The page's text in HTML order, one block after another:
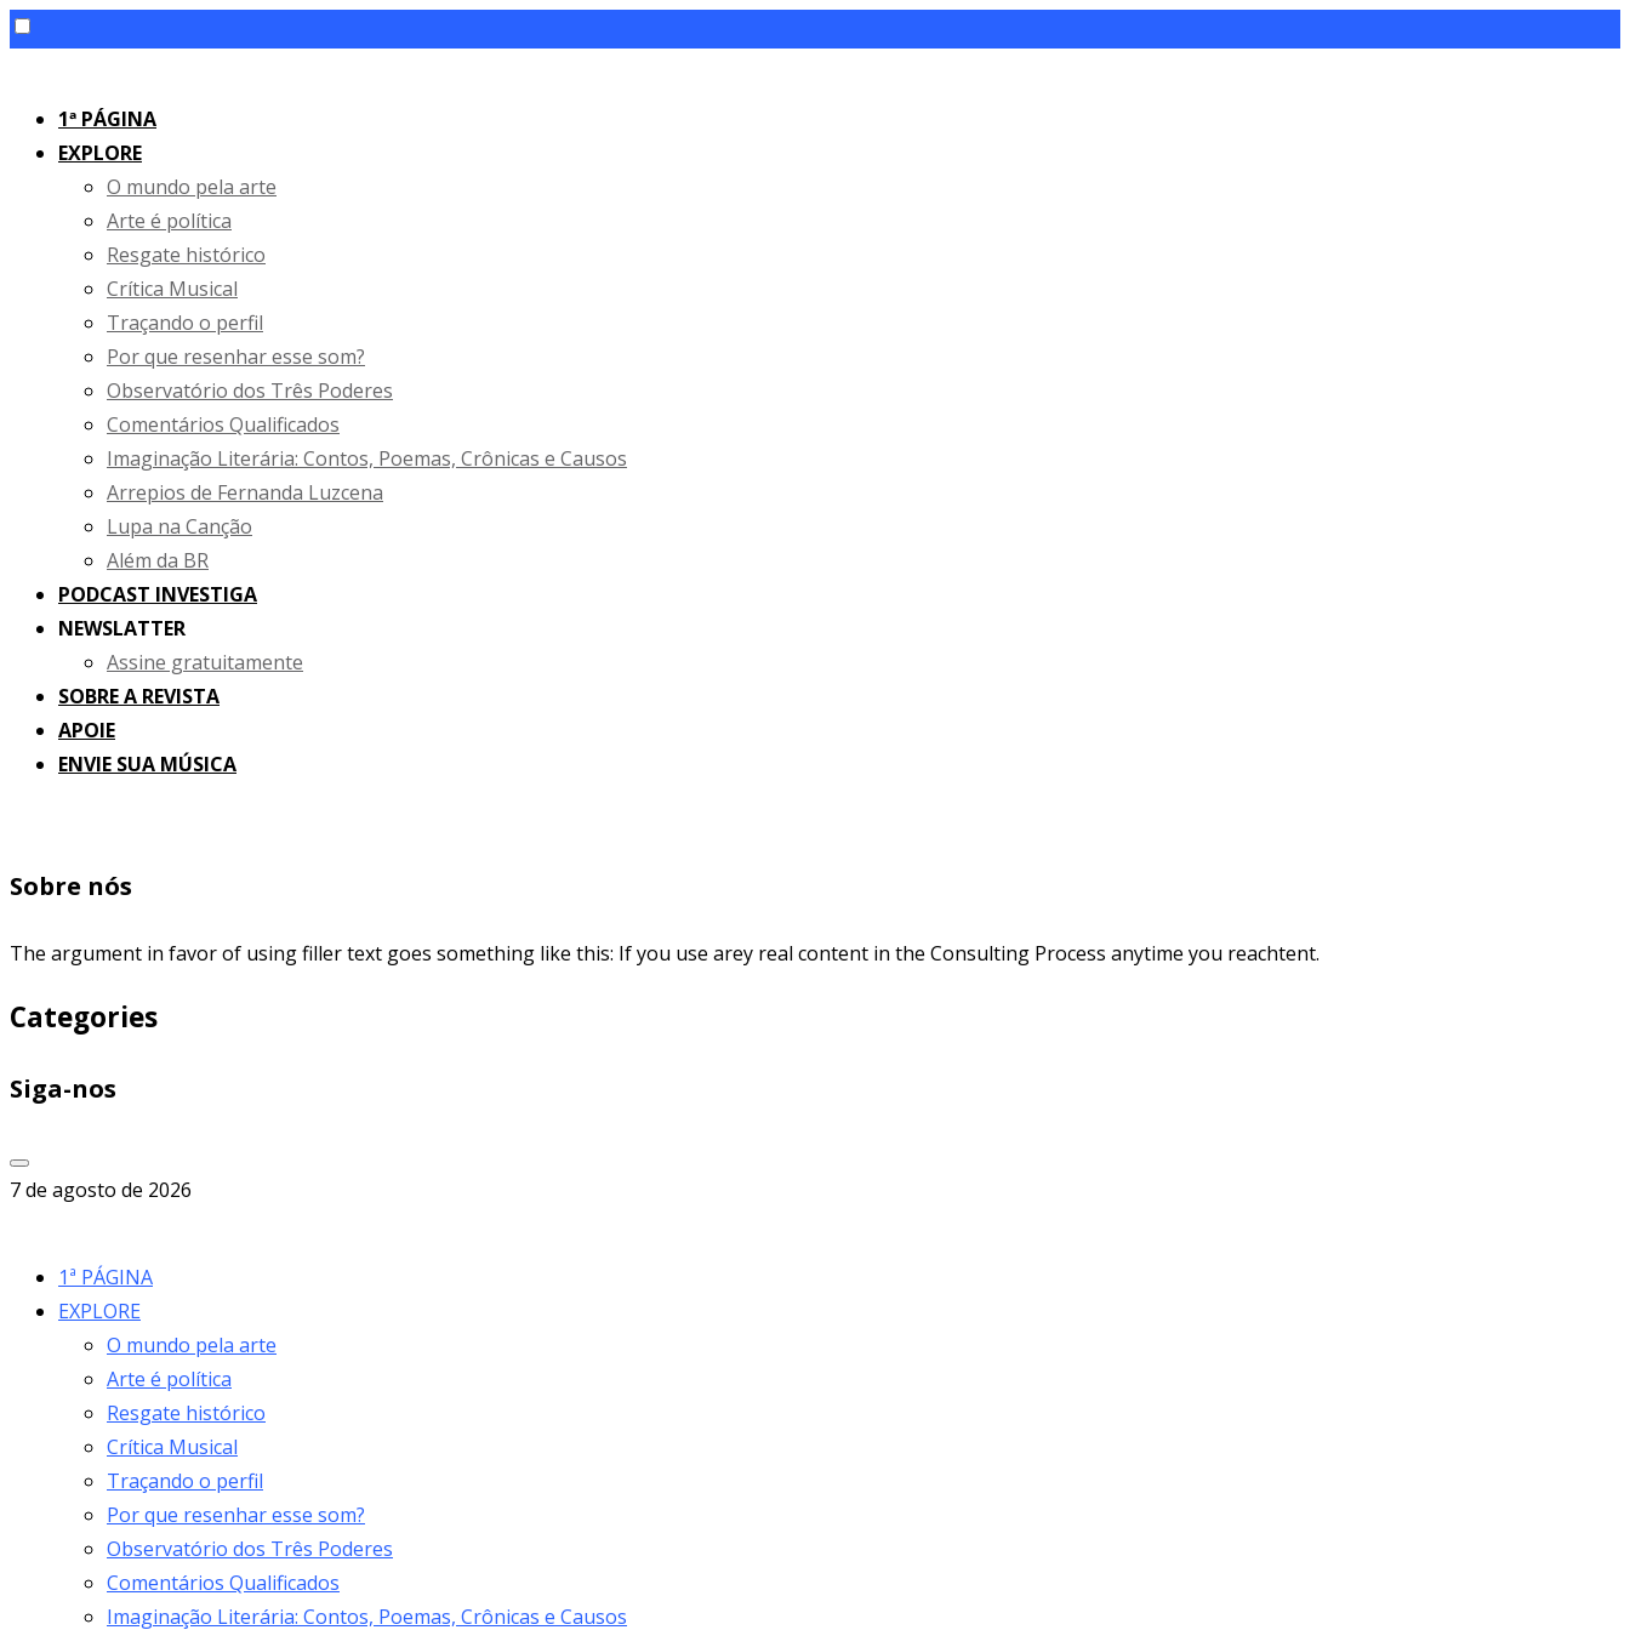
content1ª PÁGINA
EXPLORE
O mundo pela arte
Arte é política
Resgate histórico
Crítica Musical
Traçando o perfil
Por que resenhar esse som?
Observatório dos Três Poderes
Comentários Qualificados
Imaginação Literária: Contos, Poemas, Crônicas e Causos
Arrepios de Fernanda Luzcena
Lupa na Canção
Além da BR
PODCAST INVESTIGA
NEWSLATTER
Assine gratuitamente
SOBRE A REVISTA
APOIE
ENVIE SUA MÚSICA
Sobre nós
The argument in favor of using filler text goes something like this: If you use arey real content in the Consulting Process anytime you reachtent.
Categories
Siga-nos
7 de agosto de 2026
1ª PÁGINA
EXPLORE
O mundo pela arte
Arte é política
Resgate histórico
Crítica Musical
Traçando o perfil
Por que resenhar esse som?
Observatório dos Três Poderes
Comentários Qualificados
Imaginação Literária: Contos, Poemas, Crônicas e Causos